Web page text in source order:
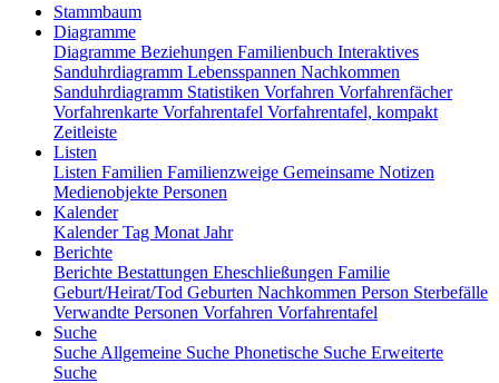
Stammbaum
Diagramme
Diagramme Beziehungen Familienbuch Interaktives
Sanduhrdiagramm Lebensspannen Nachkommen
Sanduhrdiagramm Statistiken Vorfahren Vorfahrenfächer
Vorfahrenkarte Vorfahrentafel Vorfahrentafel, kompakt
Zeitleiste
Listen
Listen Familien Familienzweige Gemeinsame Notizen
Medienobjekte Personen
Kalender
KalenderTag Monat Jahr
Berichte
Berichte Bestattungen Eheschließungen Familie
Geburt/Heirat/Tod Geburten Nachkommen Person Sterbefälle
Verwandte Personen Vorfahren Vorfahrentafel
Suche
Suche Allgemeine Suche Phonetische Suche Erweiterte
Suche